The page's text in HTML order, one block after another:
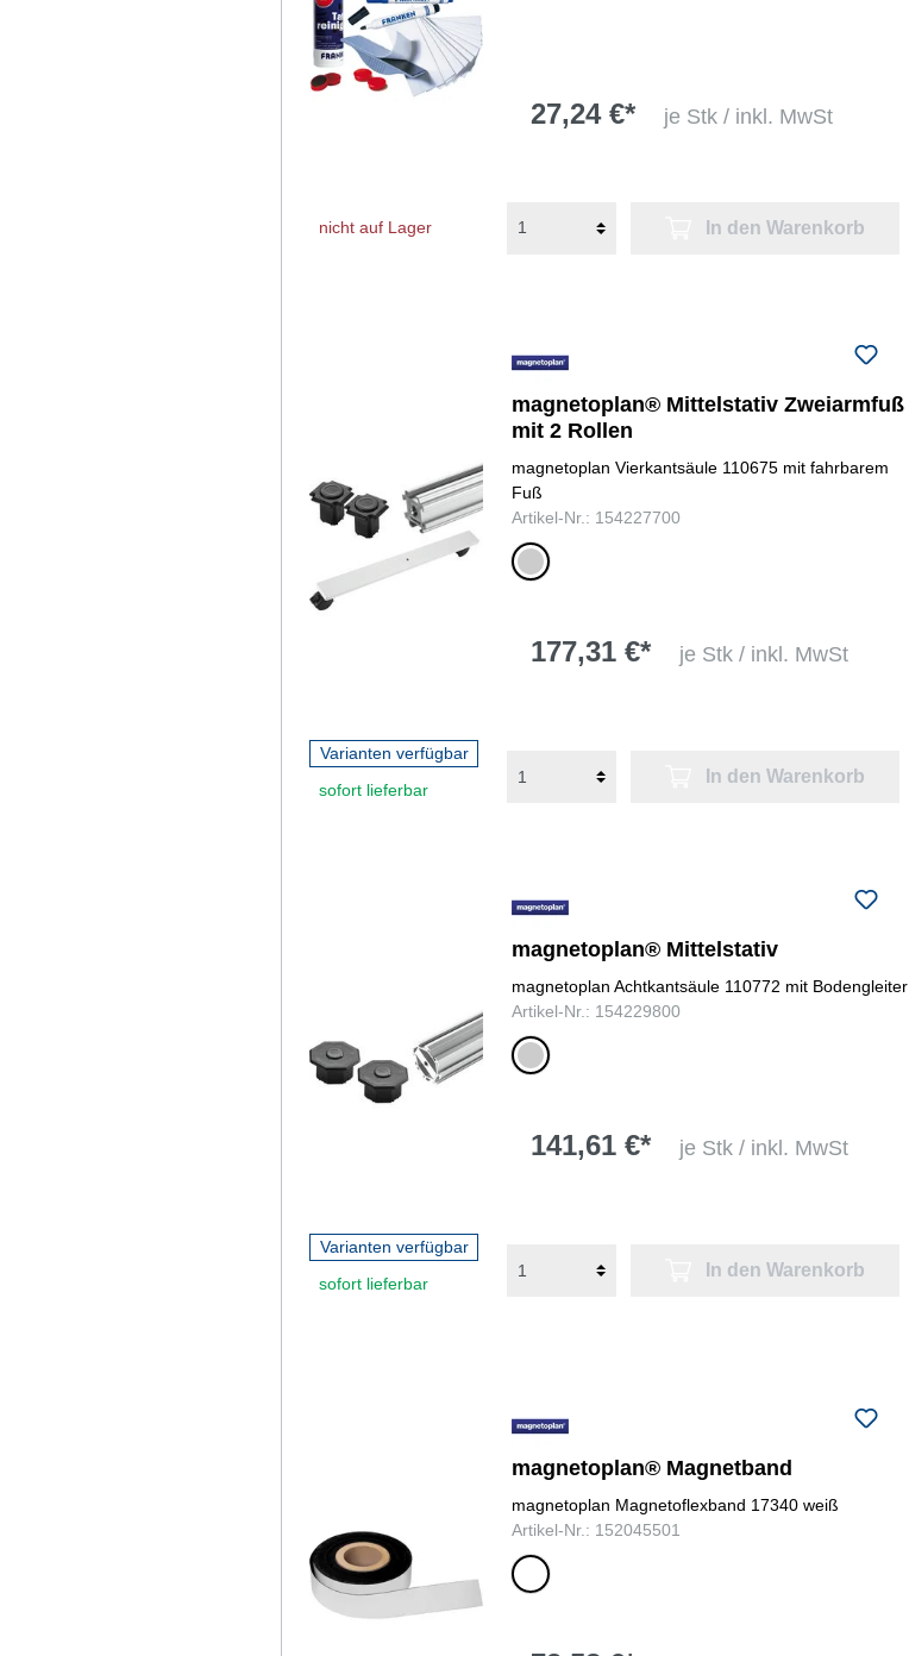
27,24 €* je Stk / inkl. MwSt
nicht auf Lager In den Warenkorb
magnetoplan® Mittelstativ Zweiarmfuß
mit 2 Rollen
magnetoplan Vierkantsäule 110675 mit fahrbarem
Fuß
Artikel-Nr.: 154227700
silber
177,31 €* je Stk / inkl. MwSt
Varianten verfügbar
sofort lieferbar
In den Warenkorb
magnetoplan® Mittelstativ
magnetoplan Achtkantsäule 110772 mit Bodengleiter
Artikel-Nr.: 154229800
silber
141,61 €* je Stk / inkl. MwSt
Varianten verfügbar
sofort lieferbar
In den Warenkorb
magnetoplan® Magnetband
magnetoplan Magnetoflexband 17340 weiß
Artikel-Nr.: 152045501
weiß